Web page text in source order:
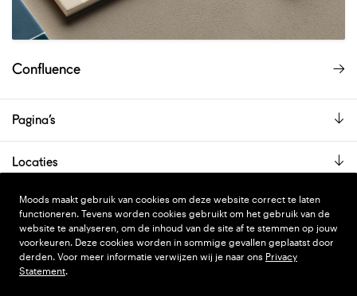
Confluence
Pagina’s
Locaties
De showroom is alleen op afspraak geopend.
PRIVACY STATEMENT
ALGEMENE VOORWAARDEN
DESIGN WONDERLAND
Moods maakt gebruik van cookies om deze website correct te laten
functioneren. Tevens worden cookies gebruikt om het gebruik van de
website te analyseren, om de inhoud van de site af te stemmen op jouw
voorkeuren. Deze cookies worden in sommige gevallen geplaatst door
derden. Voor meer informatie verwijzen wij je naar ons Privacy
Statement.